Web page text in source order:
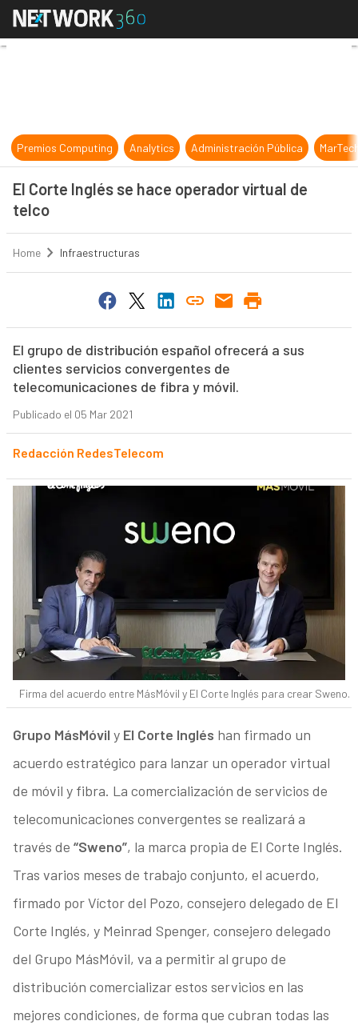
El Corte Inglés se hace operador
Premios Computing Analytics Administración Pública
El Corte Inglés se hace operador virtual de
telco
Home Infraestructuras
El grupo de distribución español ofrecerá a sus
clientes servicios convergentes de
telecomunicaciones de fibra y móvil.
Publicado el 05 Mar 2021
Redacción RedesTelecom
Firma del acuerdo entre MásMóvil y El Corte Inglés para crear Sweno.
Grupo MásMóvil y El Corte Inglés han firmado un
acuerdo estratégico para lanzar un operador virtual
de móvil y fibra. La comercialización de servicios de
telecomunicaciones convergentes se realizará a
través de “Sweno”, la marca propia de El Corte Inglés.
Tras varios meses de trabajo conjunto, el acuerdo,
firmado por Víctor del Pozo, consejero delegado de El
Corte Inglés, y Meinrad Spenger, consejero delegado
del Grupo MásMóvil, va a permitir al grupo de
distribución comercializar estos servicios en las
mejores condiciones, de forma que cubran todas las